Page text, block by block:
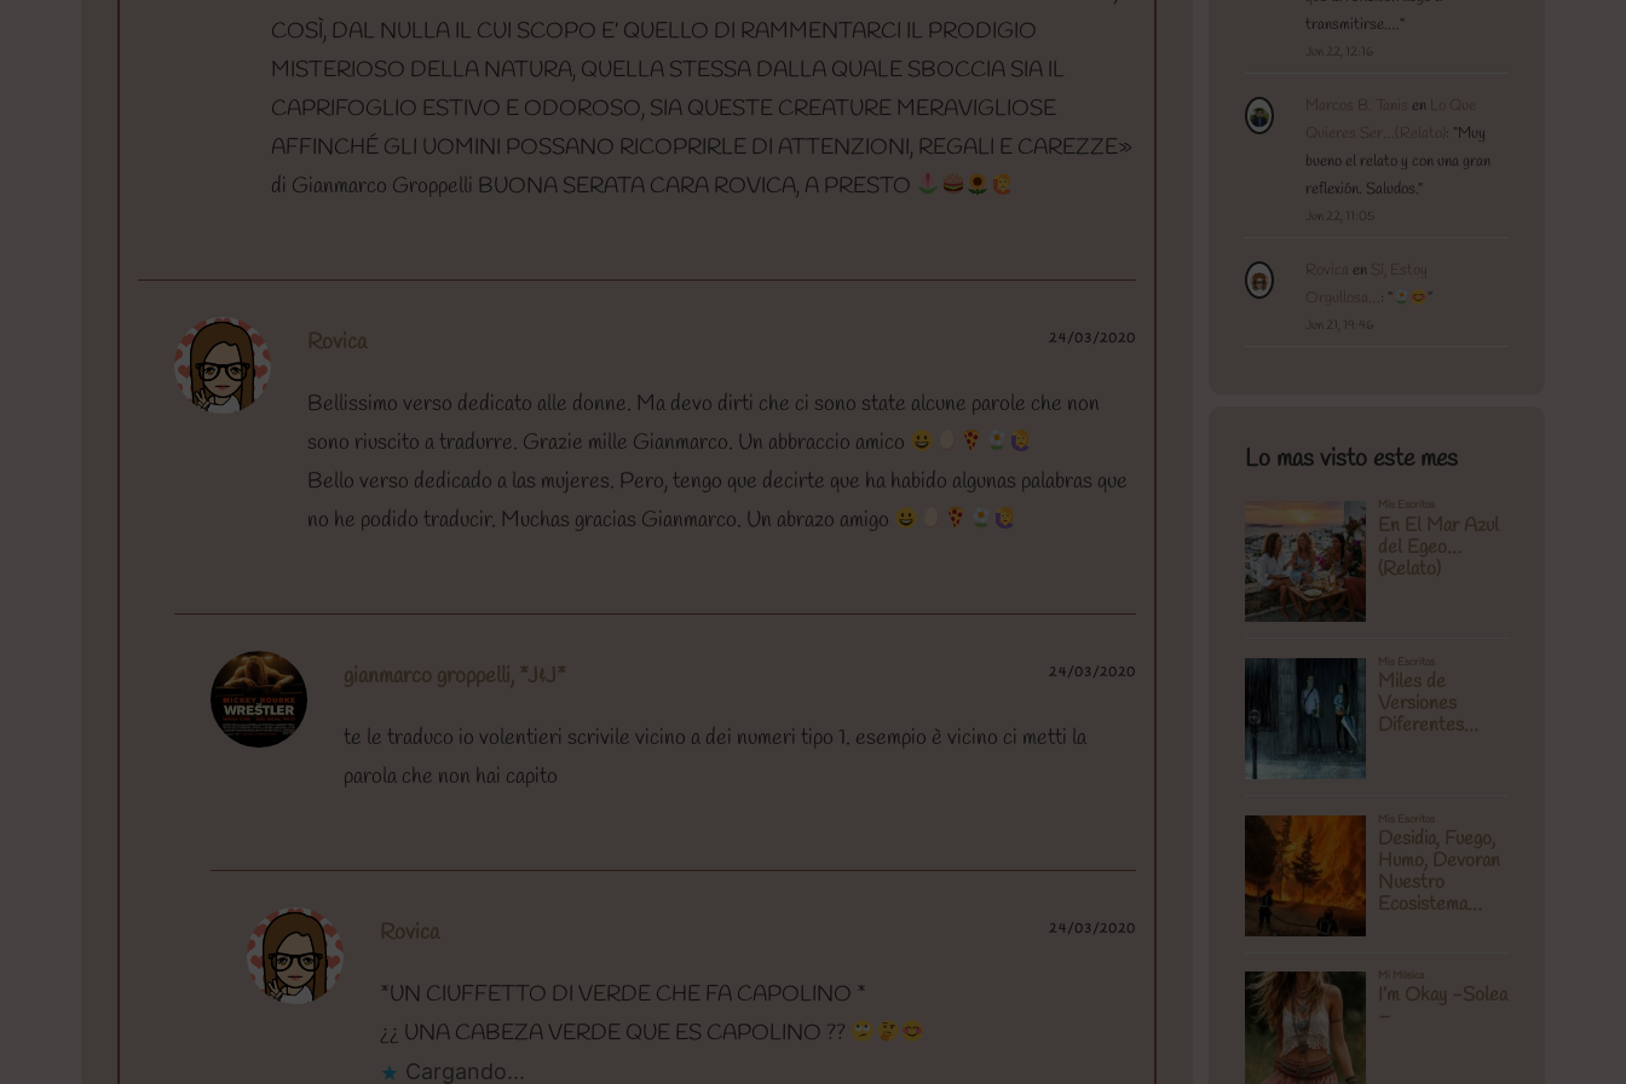
COSÌ, DAL NULLA IL CUI SCOPO E’ QUELLO DI RAMMENTARCI IL PRODIGIO
MISTERIOSO DELLA NATURA, QUELLA STESSA DALLA QUALE SBOCCIA SIA IL
CAPRIFOGLIO ESTIVO E ODOROSO, SIA QUESTE CREATURE MERAVIGLIOSE
AFFINCHÉ GLI UOMINI POSSANO RICOPRIRLE DI ATTENZIONI, REGALI E CAREZZE»
di Gianmarco Groppelli BUONA SERATA CARA ROVICA, A PRESTO
Rovica 24/03/2020
Bellissimo verso dedicato alle donne. Ma devo dirti che ci sono state alcune parole che non
sono riuscito a tradurre. Grazie mille Gianmarco. Un abbraccio amico
Bello verso dedicado a las mujeres. Pero, tengo que decirte que ha habido algunas palabras que
no he podido traducir. Muchas gracias Gianmarco. Un abrazo amigo
gianmarco groppelli, *J&J* 24/03/2020
te le traduco io volentieri scrivile vicino a dei numeri tipo 1. esempio è vicino ci metti la
parola che non hai capito
Rovica 24/03/2020
*UN CIUFFETTO DI VERDE CHE FA CAPOLINO *
¿¿ UNA CABEZA VERDE QUE ES CAPOLINO ??
Cargando...
transmitirse.…”
Jun 22, 12:16
Marcos B. Tanis en
Lo Que
Quieres Ser…(Relato) : “Muy
bueno el relato y con una gran
reflexión. Saludos.”
Jun 22, 11:05
Rovica en
Sí, Estoy
Orgullosa… : “ ”
Jun 21, 19:46
Lo mas visto este mes